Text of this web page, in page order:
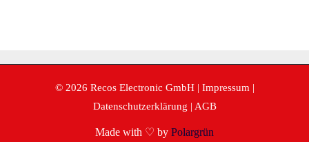
© 2026 Recos Electronic GmbH | Impressum |
Datenschutzerklärung | AGB
Made with ♡ by Polargrün